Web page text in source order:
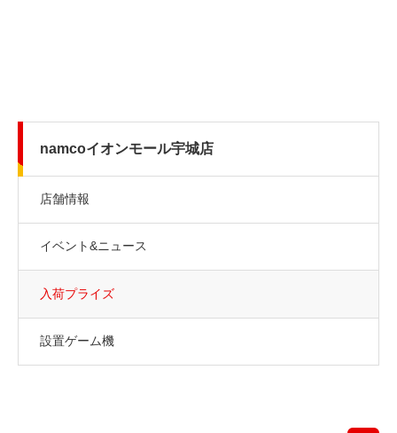
namcoイオンモール宇城店
店舗情報
イベント&ニュース
入荷プライズ
設置ゲーム機